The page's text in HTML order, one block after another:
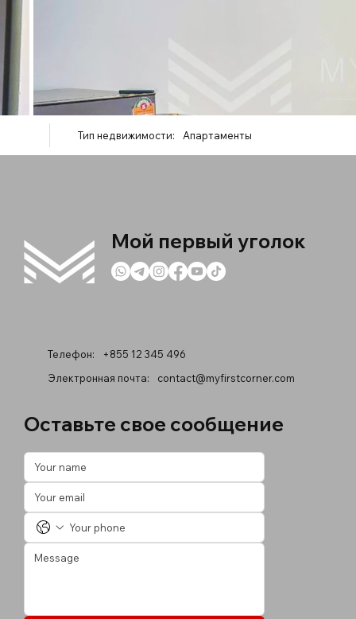
Тип недвижимости: Апартаменты
Мой первый уголок
Телефон:
+855 12 345 496
Электронная почта:
contact@myfirstcorner.com
Оставьте свое сообщение